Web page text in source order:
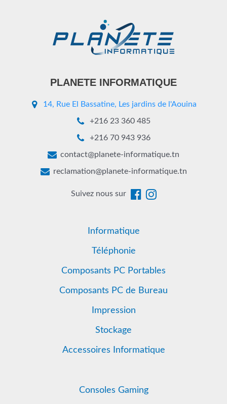
PLANETE INFORMATIQUE
14, Rue El Bassatine, Les jardins de l'Aouina
+216 23 360 485
+216 70 943 936
contact@planete-informatique.tn
reclamation@planete-informatique.tn
Suivez nous sur
Informatique
Téléphonie
Composants PC Portables
Composants PC de Bureau
Impression
Stockage
Accessoires Informatique
Consoles Gaming